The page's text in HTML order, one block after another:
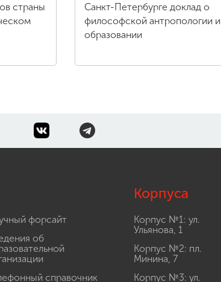
страны
Санкт-Петербурге доклад о
философской антропологии и
образовании
форсайт
об
справочник
Корпуса
Корпус №1: ул.
Ульянова, 1
Корпус №2: пл.
Минина, 7
Корпус №3: ул.